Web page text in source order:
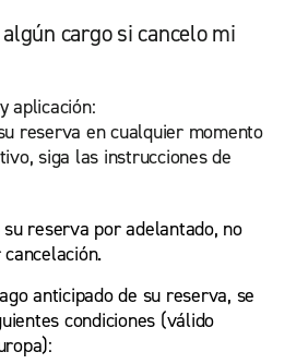
cargo si cancelo mi
aplicación:
reserva en cualquier momento
siga las instrucciones de
su reserva por adelantado, no
anticipado de su reserva, se
condiciones (válido